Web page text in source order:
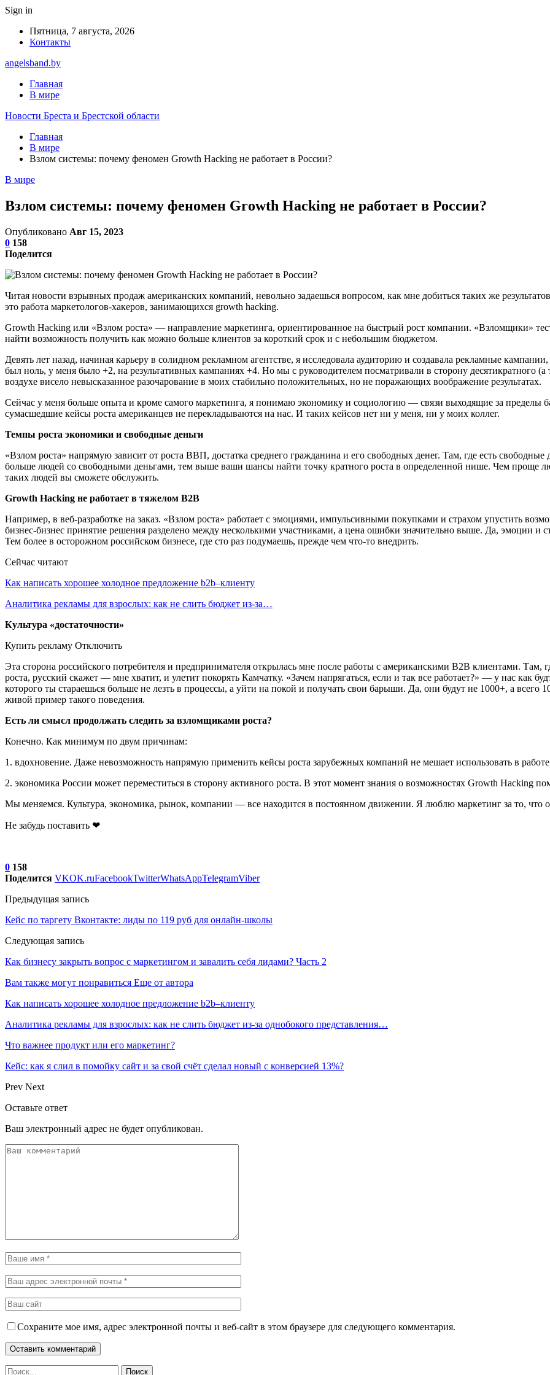
Sign in
Пятница, 7 августа, 2026
Контакты
angelsband.by
Главная
В мире
Новости Бреста и Брестской области
Главная
В мире
Взлом системы: почему феномен Growth Hacking не работает в России?
В мире
Взлом системы: почему феномен Growth Hacking не работает в России?
Опубликовано Авг 15, 2023
0 158
Поделится
Читая новости взрывных продаж американских компаний, невольно задаешься вопросом, как мне добиться таких же
это работа маркетологов-хакеров, занимающихся growth hacking.
Growth Hacking или «Взлом роста» — направление маркетинга, ориентированное на быстрый рост компании. «Взломщики»
найти возможность получить как можно больше клиентов за короткий срок и с небольшим бюджетом.
Девять лет назад, начиная карьеру в солидном рекламном агентстве, я исследовала аудиторию и создавала рекламные
был ноль, у меня было +2, на результативных кампаниях +4. Но мы с руководителем посматривали в сторону десятикратного
воздухе висело невысказанное разочарование в моих стабильно положительных, но не поражающих воображение результатах.
Сейчас у меня больше опыта и кроме самого маркетинга, я понимаю экономику и социологию — связи выходящие за пределы
сумасшедшие кейсы роста американцев не перекладываются на нас. И таких кейсов нет ни у меня, ни у моих коллег.
Темпы роста экономики и свободные деньги
«Взлом роста» напрямую зависит от роста ВВП, достатка среднего гражданина и его свободных денег. Там, где есть
больше людей со свободными деньгами, тем выше ваши шансы найти точку кратного роста в определенной нише. Чем проще
таких людей вы сможете обслужить.
Growth Hacking не работает в тяжелом B2B
Например, в веб-разработке на заказ. «Взлом роста» работает с эмоциями, импульсивными покупками и страхом упустить
бизнес-бизнес принятие решения разделено между несколькими участниками, а цена ошибки значительно выше. Да, эмоции и
Тем более в осторожном российском бизнесе, где сто раз подумаешь, прежде чем что-то внедрить.
Сейчас читают
Как написать хорошее холодное предложение b2b–клиенту
Аналитика рекламы для взрослых: как не слить бюджет из-за…
Культура «достаточности»
Купить рекламу Отключить
Эта сторона российского потребителя и предпринимателя открылась мне после работы с американскими B2B клиентами. Там,
роста, русский скажет — мне хватит, и улетит покорять Камчатку. «Зачем напрягаться, если и так все работает?» — у нас как
которого ты стараешься больше не лезть в процессы, а уйти на покой и получать свои барыши. Да, они будут не 1000+, а всего
живой пример такого поведения.
Есть ли смысл продолжать следить за взломщиками роста?
Конечно. Как минимум по двум причинам:
1. вдохновение. Даже невозможность напрямую применить кейсы роста зарубежных компаний не мешает использовать в
2. экономика России может переместиться в сторону активного роста. В этот момент знания о возможностях Growth Hacking
Мы меняемся. Культура, экономика, рынок, компании — все находится в постоянном движении. Я люблю маркетинг за то, что он
Не забудь поставить ❤
0 158
Поделится VKOK.ruFacebookTwitterWhatsAppTelegramViber
Предыдущая запись
Кейс по таргету Вконтакте: лиды по 119 руб для онлайн-школы
Следующая запись
Как бизнесу закрыть вопрос с маркетингом и завалить себя лидами? Часть 2
Вам также могут понравиться Еще от автора
Как написать хорошее холодное предложение b2b–клиенту
Аналитика рекламы для взрослых: как не слить бюджет из-за однобокого представления…
Что важнее продукт или его маркетинг?
Кейс: как я слил в помойку сайт и за свой счёт сделал новый с конверсией 13%?
Prev Next
Оставьте ответ
Ваш электронный адрес не будет опубликован.
Сохраните мое имя, адрес электронной почты и веб-сайт в этом браузере для следующего комментария.